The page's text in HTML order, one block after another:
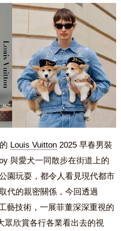
Louis Vuitton 2025 早春男裝
與愛犬一同散步在街道上的
園玩耍，都令人看見現代都市
代的親密關係，今回透過
藝技術，一展菲董深深重視的
眾欣賞各行各業看出去的視